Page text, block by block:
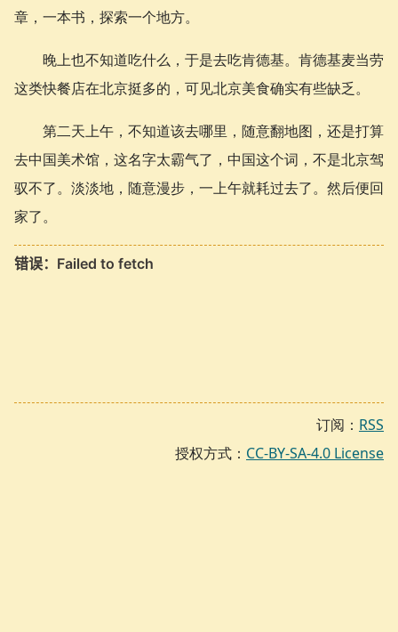
章，一本书，探索一个地方。
晚上也不知道吃什么，于是去吃肯德基。肯德基麦当劳
这类快餐店在北京挺多的，可见北京美食确实有些缺乏。
第二天上午，不知道该去哪里，随意翻地图，还是打算
去中国美术馆，这名字太霸气了，中国这个词，不是北京驾
驭不了。淡淡地，随意漫步，一上午就耗过去了。然后便回
家了。
订阅： RSS
授权方式： CC-BY-SA-4.0 License